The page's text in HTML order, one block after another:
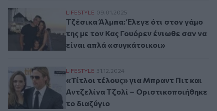
Τζέσικα Άλμπα: Έλεγε ότι στον γάμο της
LIFESTYLE 09.01.2025
Τζέσικα Άλμπα: Έλεγε ότι στον γάμο
της με τον Κας Γουόρεν ένιωθε σαν να
είναι απλά «συγκάτοικοι»
«Τίτλοι τέλους» για Μπραντ Πιτ και
LIFESTYLE 31.12.2024
«Τίτλοι τέλους» για Μπραντ Πιτ και
Αντζελίνα Τζολί – Oριστικοποιήθηκε
το διαζύγιο